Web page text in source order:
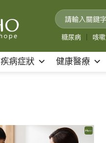
糖尿病 咳嗽
疾病症狀 健康醫療